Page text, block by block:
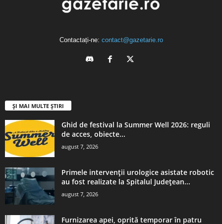
Contactați-ne: contact@gazetarie.ro
ȘI MAI MULTE ȘTIRI
Ghid de festival la Summer Well 2026: reguli
de acces, obiecte...
august 7, 2026
Primele intervenții urologice asistate robotic
au fost realizate la Spitalul Județean...
august 7, 2026
Furnizarea apei, oprită temporar în patru